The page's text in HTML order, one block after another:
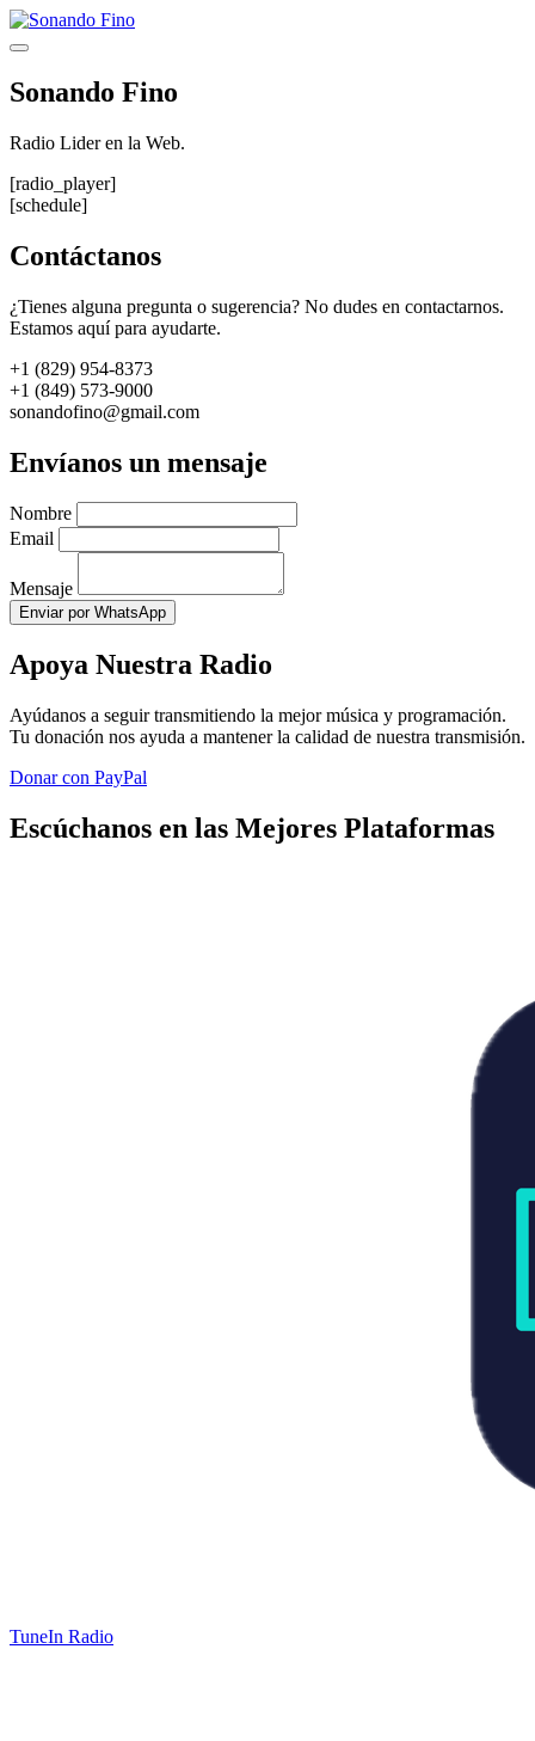
Saltar
al
Menú
Sonando Fino
Radio Lider en la Web.
[radio_player]
[schedule]
Contáctanos
¿Tienes alguna pregunta o sugerencia? No dudes en contactarnos.
Estamos aquí para ayudarte.
+1 (829) 954-8373
+1 (849) 573-9000
sonandofino@gmail.com
Envíanos un mensaje
Nombre
Email
Mensaje
Enviar por WhatsApp
Apoya Nuestra Radio
Ayúdanos a seguir transmitiendo la mejor música y programación.
Tu donación nos ayuda a mantener la calidad de nuestra transmisión.
Donar con PayPal
Escúchanos en las Mejores Plataformas
TuneIn Radio